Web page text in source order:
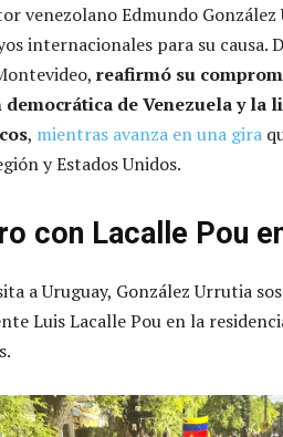
venezolano Edmundo
internacionales para su causa.
reafirmó su
de Venezuela y la
, mientras avanza en una gira
y Estados Unidos.
con Lacalle Pou
a Uruguay, González Urrutia
Luis Lacalle Pou en la